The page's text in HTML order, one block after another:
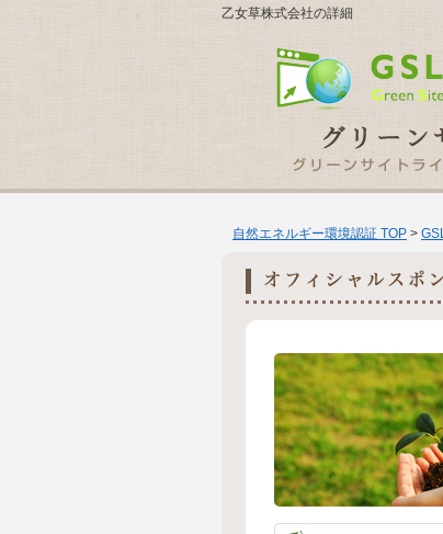
乙女草株式会社の詳細
自然エネルギー環境認証 TOP >